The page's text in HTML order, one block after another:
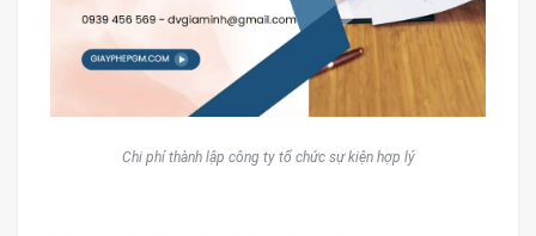
Chi phí thành lập công ty tổ chức sự kiện hợp lý